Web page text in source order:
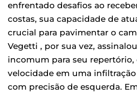
enfrentado desafios ao
costas, sua capacidade de
crucial para pavimentar o
Vegetti , por sua vez,
incomum para seu
velocidade em uma
com precisão de esquerda.